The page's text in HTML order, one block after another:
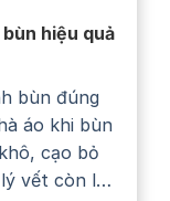
hiệu quả
bùn đúng
áo khi bùn
cạo bỏ
vết còn lại